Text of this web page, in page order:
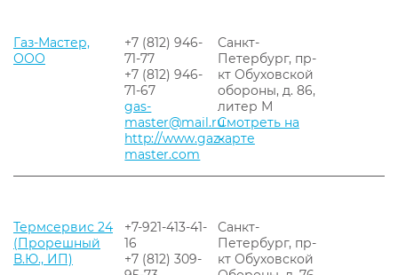
Газ-Мастер,
ООО
+7 (812) 946-
71-77
+7 (812) 946-
71-67
gas-
master@mail.ru
http://www.gaz-
master.com
Санкт-
Петербург, пр-
кт Обуховской
обороны, д. 86,
литер М
Смотреть на
карте
Термсервис 24
(Прорешный
В.Ю., ИП)
+7-921-413-41-
16
+7 (812) 309-
Санкт-
Петербург, пр-
кт Обуховской